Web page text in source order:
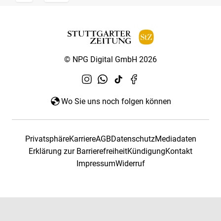
© NPG Digital GmbH 2026
Wo Sie uns noch folgen können
PrivatsphäreKarriereAGBDatenschutzMediadaten
Erklärung zur BarrierefreiheitKündigungKontakt
ImpressumWiderruf